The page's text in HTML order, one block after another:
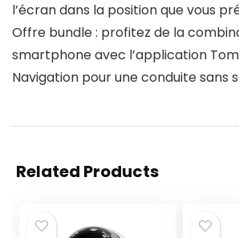
l’écran dans la position que vous
Offre bundle : profitez de la
smartphone avec l’application
Navigation pour une conduite sans
Related Products